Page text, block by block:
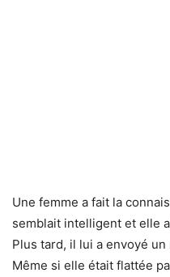
Une femme a fait la
semblait intelligent et elle
Plus tard, il lui a envoyé
Même si elle était flattée